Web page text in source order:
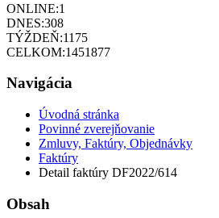
ONLINE:1
DNES:308
TÝŽDEŇ:1175
CELKOM:1451877
Navigácia
Úvodná stránka
Povinné zverejňovanie
Zmluvy, Faktúry, Objednávky
Faktúry
Detail faktúry DF2022/614
Obsah